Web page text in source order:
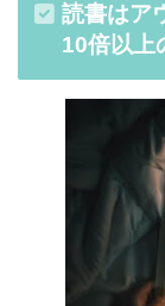
読書はア
10倍以上